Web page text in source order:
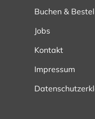
Buchen &
Jobs
Kontakt
Impressum